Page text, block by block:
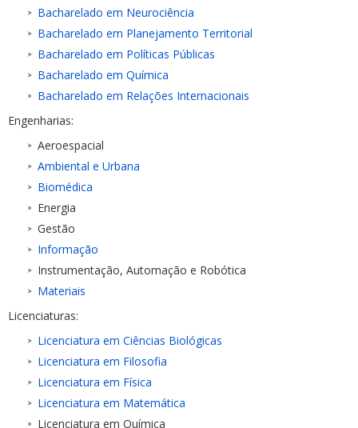
Bacharelado em Neurociência
Bacharelado em Planejamento Territorial
Bacharelado em Políticas Públicas
Bacharelado em Química
Bacharelado em Relações Internacionais
Engenharias:
Aeroespacial
Ambiental e Urbana
Biomédica
Energia
Gestão
Informação
Instrumentação, Automação e Robótica
Materiais
Licenciaturas:
Licenciatura em Ciências Biológicas
Licenciatura em Filosofia
Licenciatura em Física
Licenciatura em Matemática
Licenciatura em Química